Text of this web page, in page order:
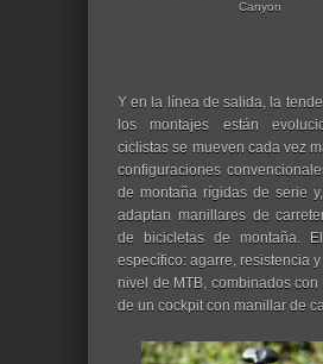
Canyon
Y en la línea de salida, la
los montajes están
ciclistas se mueven cada vez
configuraciones
de montaña rígidas de serie
adaptan manillares de
de bicicletas de montaña.
específico: agarre, resistencia
nivel de MTB, combinados
de un cockpit con manillar de